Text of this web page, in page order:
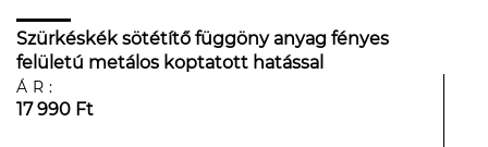
Szürkéskék sötétítő függöny anyag fényes
felületú metálos koptatott hatással
ÁR:
17 990 Ft